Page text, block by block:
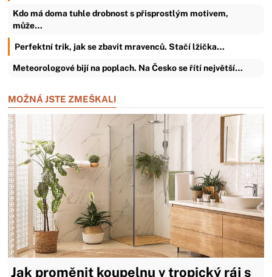
Kdo má doma tuhle drobnost s přisprostlým motivem,
může…
Perfektní trik, jak se zbavit mravenců. Stačí lžička…
Meteorologové bijí na poplach. Na Česko se řítí největší…
MOŽNÁ JSTE ZMEŠKALI
Jak proměnit koupelnu v tropický ráj s